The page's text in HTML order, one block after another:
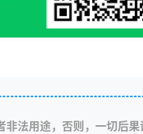
法用途，否则，一切后果